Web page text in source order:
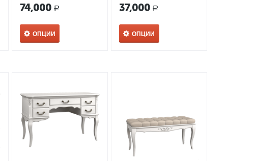
74,000 Р
ОПЦИИ
37,000 Р
ОПЦИИ